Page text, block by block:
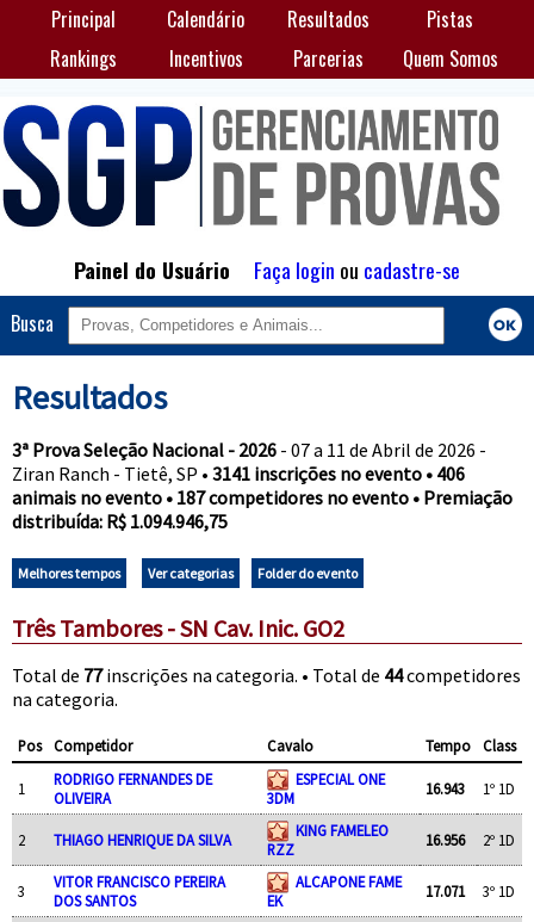
Principal Calendário Resultados
Pistas
Rankings
Incentivos Parcerias Quem Somos
Painel do Usuário Faça login ou cadastre-se
Busca
Resultados
3ª Prova Seleção Nacional - 2026- 07 a 11 de Abril de 2026 -
Ziran Ranch - Tietê, SP • 3141 inscrições no evento • 406
animais no evento • 187 competidores no evento • Premiação
distribuída: R$ 1.094.946,75
Melhores tempos Ver categorias Folder do evento
Três Tambores - SN Cav. Inic. GO2
Total de 77inscrições na categoria. • Total de 44competidores
na categoria.
Pos Competidor Cavalo Tempo Class
1
RODRIGO FERNANDES DE
OLIVEIRA
ESPECIAL ONE
3DM
16.943 1º 1D
2 THIAGO HENRIQUE DA SILVA
KING FAMELEO
RZZ
16.956 2º 1D
3
VITOR FRANCISCO PEREIRA
DOS SANTOS
ALCAPONE FAME
EK
17.071 3º 1D